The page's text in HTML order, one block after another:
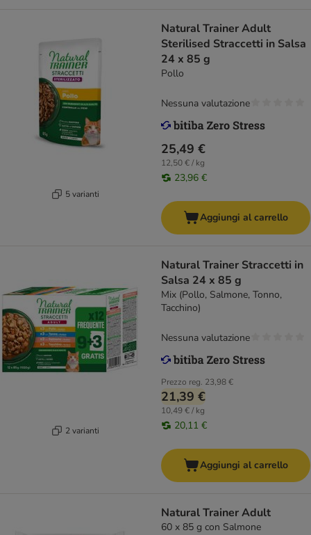
5 varianti
Natural Trainer Adult
Sterilised Straccetti in Salsa
24 x 85 g
Pollo
25,49 €
12,50 € / kg
23,96 €
Nessuna valutazione
Aggiungi al carrello
2 varianti
Natural Trainer Straccetti in
Salsa 24 x 85 g
Mix (Pollo, Salmone, Tonno,
Tacchino)
Prezzo reg. 23,98 €
21,39 €
10,49 € / kg
20,11 €
Nessuna valutazione
Aggiungi al carrello
Natural Trainer Adult
60 x 85 g con Salmone